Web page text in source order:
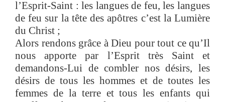
l’Esprit-Saint : les langues de feu, les langues
de feu sur la tête des apôtres c’est la Lumière
du Christ ;
Alors rendons grâce à Dieu pour tout ce qu’Il
nous apporte par l’Esprit très Saint et
demandons-Lui de combler nos désirs, les
désirs de tous les hommes et de toutes les
femmes de la terre et tous les enfants qui